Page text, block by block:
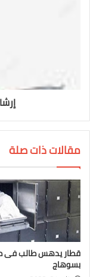
مقالات ذات صلة
قطار يدهس طالب فى
بسوهاج